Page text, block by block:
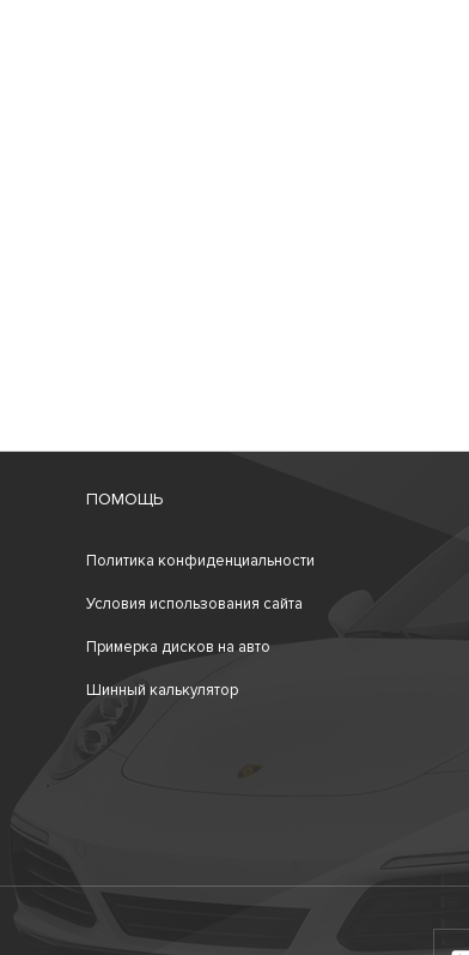
ПОМОЩЬ
Политика конфиденциальности
Условия использования сайта
Примерка дисков на авто
Шинный калькулятор